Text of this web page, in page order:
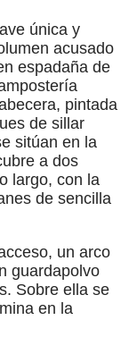
única y
acusado
espadaña de
pintada
de sillar
sitúan en la
a dos
largo, con la
de sencilla
un arco
guardapolvo
Sobre ella se
en la